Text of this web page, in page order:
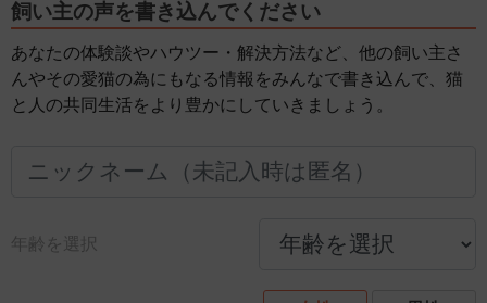
飼い主の声を書き込んでください
あなたの体験談やハウツー・解決方法など、他の飼い主さ
んやその愛猫の為にもなる情報をみんなで書き込んで、猫
と人の共同生活をより豊かにしていきましょう。
年齢を選択